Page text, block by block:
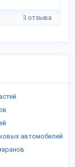
3 отзыва
автомобилей